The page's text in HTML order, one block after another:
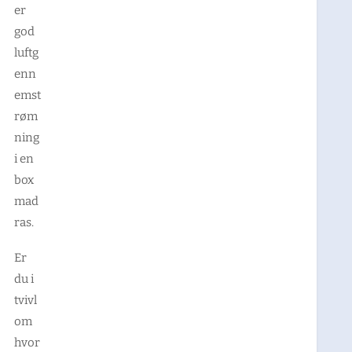
er
god
luftg
enn
emst
røm
ning
i en
box
mad
ras.
Er
du i
tvivl
om
hvor